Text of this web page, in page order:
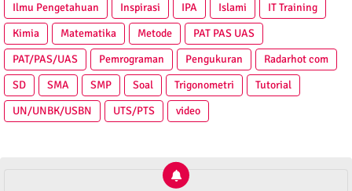
Ilmu Pengetahuan
Inspirasi IPA Islami
IT Training
Kimia
Matematika Metode
PAT PAS UAS
PAT/PAS/UAS
Pemrograman Pengukuran
Radarhot com
SD
SMA SMP Soal Trigonometri
Tutorial
UN/UNBK/USBN
UTS/PTS video